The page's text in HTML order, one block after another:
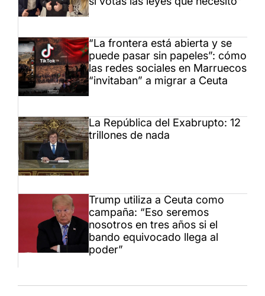
“La frontera está abierta y se
puede pasar sin papeles”: cómo
las redes sociales en Marruecos
“invitaban” a migrar a Ceuta
La República del Exabrupto: 12
trillones de nada
Trump utiliza a Ceuta como
campaña: “Eso seremos
nosotros en tres años si el
bando equivocado llega al
poder”